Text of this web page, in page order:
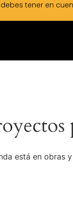
tener en
está en obras